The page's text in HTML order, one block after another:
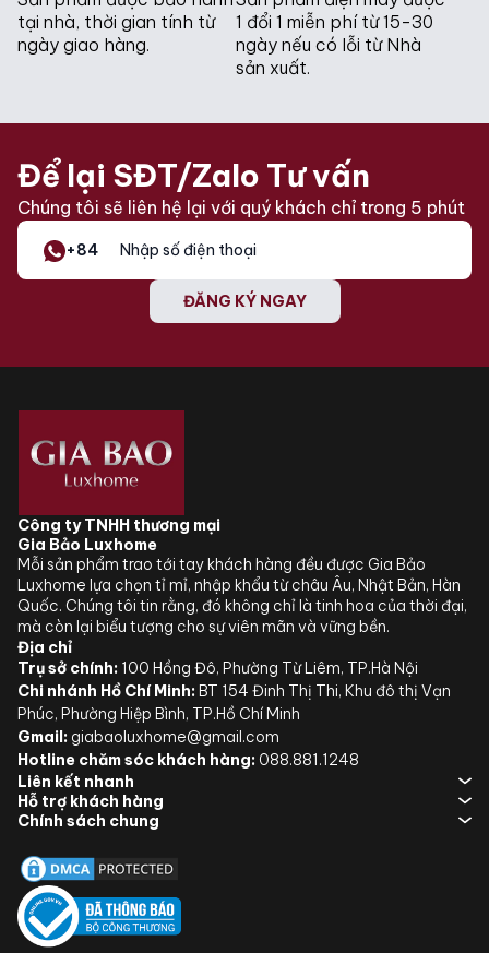
tại nhà, thời gian tính từ
ngày giao hàng.
1 đổi 1 miễn phí từ 15-30
ngày nếu có lỗi từ Nhà
sản xuất.
Để lại SĐT/Zalo Tư vấn
Chúng tôi sẽ liên hệ lại với quý khách chỉ trong 5 phút
+84
ĐĂNG KÝ NGAY
Công ty TNHH thương mại
Gia Bảo Luxhome
Mỗi sản phẩm trao tới tay khách hàng đều được Gia Bảo
Luxhome lựa chọn tỉ mỉ, nhập khẩu từ châu Âu, Nhật Bản, Hàn
Quốc. Chúng tôi tin rằng, đó không chỉ là tinh hoa của thời đại,
mà còn lại biểu tượng cho sự viên mãn và vững bền.
Địa chỉ
Trụ sở chính: 100 Hồng Đô, Phường Từ Liêm, TP.Hà Nội
Chi nhánh Hồ Chí Minh: BT 154 Đinh Thị Thi, Khu đô thị Vạn
Phúc, Phường Hiệp Bình, TP.Hồ Chí Minh
Gmail: giabaoluxhome@gmail.com
Hotline chăm sóc khách hàng: 088.881.1248
Liên kết nhanh
Hỗ trợ khách hàng
Chính sách chung